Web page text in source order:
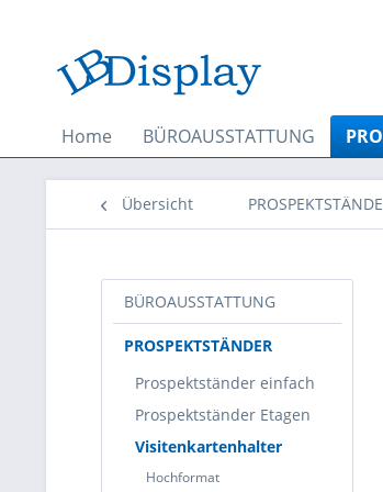
Home BÜROAUSSTATTUNG
Übersicht
BÜROAUSSTATTUNG
PROSPEKTSTÄNDER
Prospektständer einfach
Prospektständer Etagen
Visitenkartenhalter
Hochformat